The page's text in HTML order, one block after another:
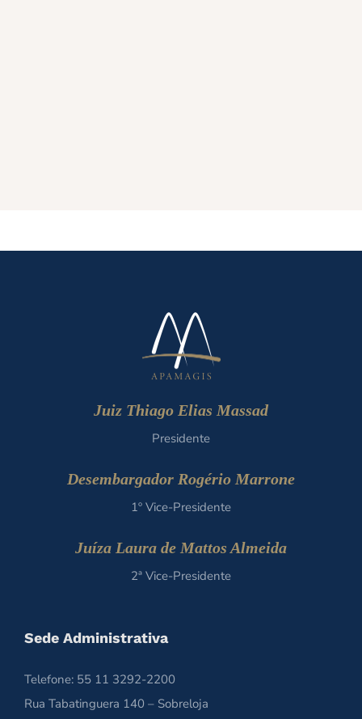
Juiz Thiago Elias Massad
Presidente
Desembargador Rogério Marrone
1º Vice-Presidente
Juíza Laura de Mattos Almeida
2ª Vice-Presidente
Sede Administrativa
Telefone: 55 11 3292-2200
Rua Tabatinguera 140 – Sobreloja